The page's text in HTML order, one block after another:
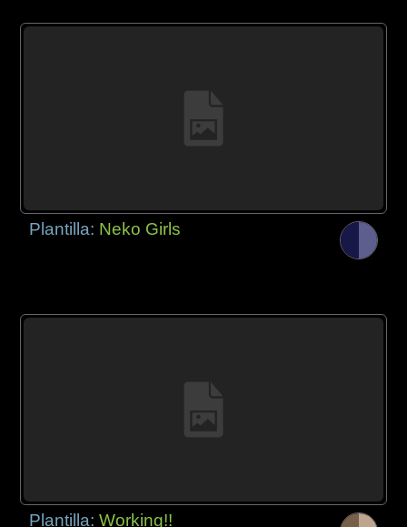
Plantilla: Neko Girls
Plantilla:Working!!